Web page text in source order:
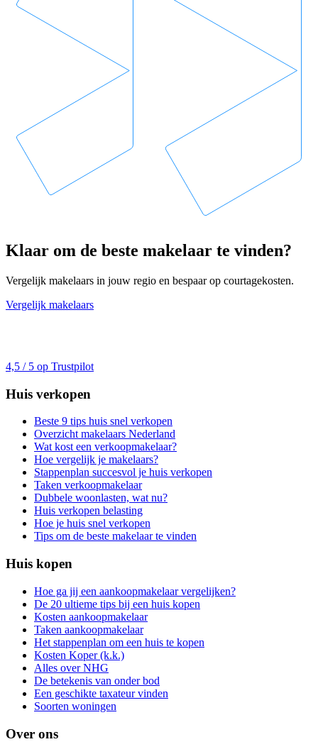
Klaar om de beste makelaar te vinden?
Vergelijk makelaars in jouw regio en bespaar op courtagekosten.
Vergelijk makelaars
4,5 / 5 op Trustpilot
Huis verkopen
Beste 9 tips huis snel verkopen
Overzicht makelaars Nederland
Wat kost een verkoopmakelaar?
Hoe vergelijk je makelaars?
Stappenplan succesvol je huis verkopen
Taken verkoopmakelaar
Dubbele woonlasten, wat nu?
Huis verkopen belasting
Hoe je huis snel verkopen
Tips om de beste makelaar te vinden
Huis kopen
Hoe ga jij een aankoopmakelaar vergelijken?
De 20 ultieme tips bij een huis kopen
Kosten aankoopmakelaar
Taken aankoopmakelaar
Het stappenplan om een huis te kopen
Kosten Koper (k.k.)
Alles over NHG
De betekenis van onder bod
Een geschikte taxateur vinden
Soorten woningen
Over ons